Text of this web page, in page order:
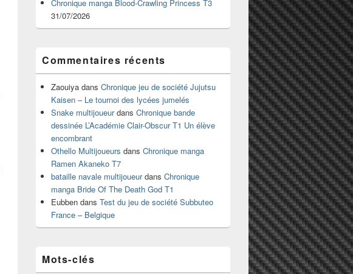
Chronique manga Blood-Crawling Princess T3
31/07/2026
Commentaires récents
Zaouiya dans Chronique jeu de société Jujutsu
Kaisen – Le tournoi des lycées jumelés
Snake multijoueurdans Chronique bande
dessinée L’Académie Clair-Obscur T1 Un élève
encombrant
Othello Multijoueurs dans Chronique manga
Ramen Akaneko T7
bataille navale multijoueurdans Chronique
manga Bride Of The Death God T1
Eubben dans Test du jeu de société Subbuteo
France – Belgique
Mots-clés